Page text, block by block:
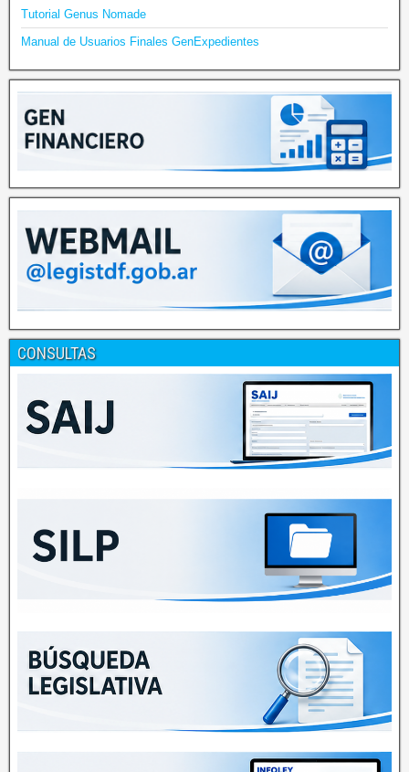
Tutorial Genus Nomade
Manual de Usuarios Finales GenExpedientes
CONSULTAS